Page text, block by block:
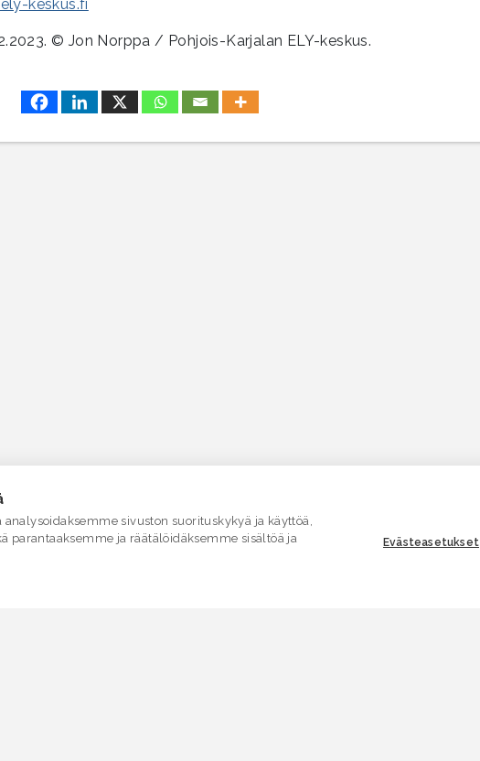
keskus.fi
© Jon Norppa / Pohjois-Karjalan ELY-keskus.
sivuston suorituskykyä ja käyttöä,
parantaaksemme ja räätälöidäksemme sisältöä ja
Evästeasetukset